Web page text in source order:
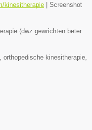
kinesitherapie
Screenshot
(dwz gewrichten beter
orthopedische kinesitherapie,